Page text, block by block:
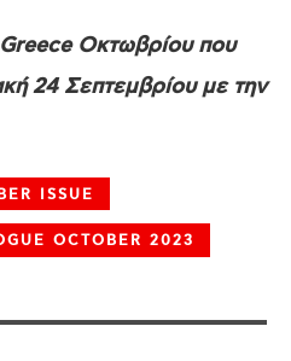
Οκτωβρίου που
24 Σεπτεμβρίου με την
ISSUE
OCTOBER 2023